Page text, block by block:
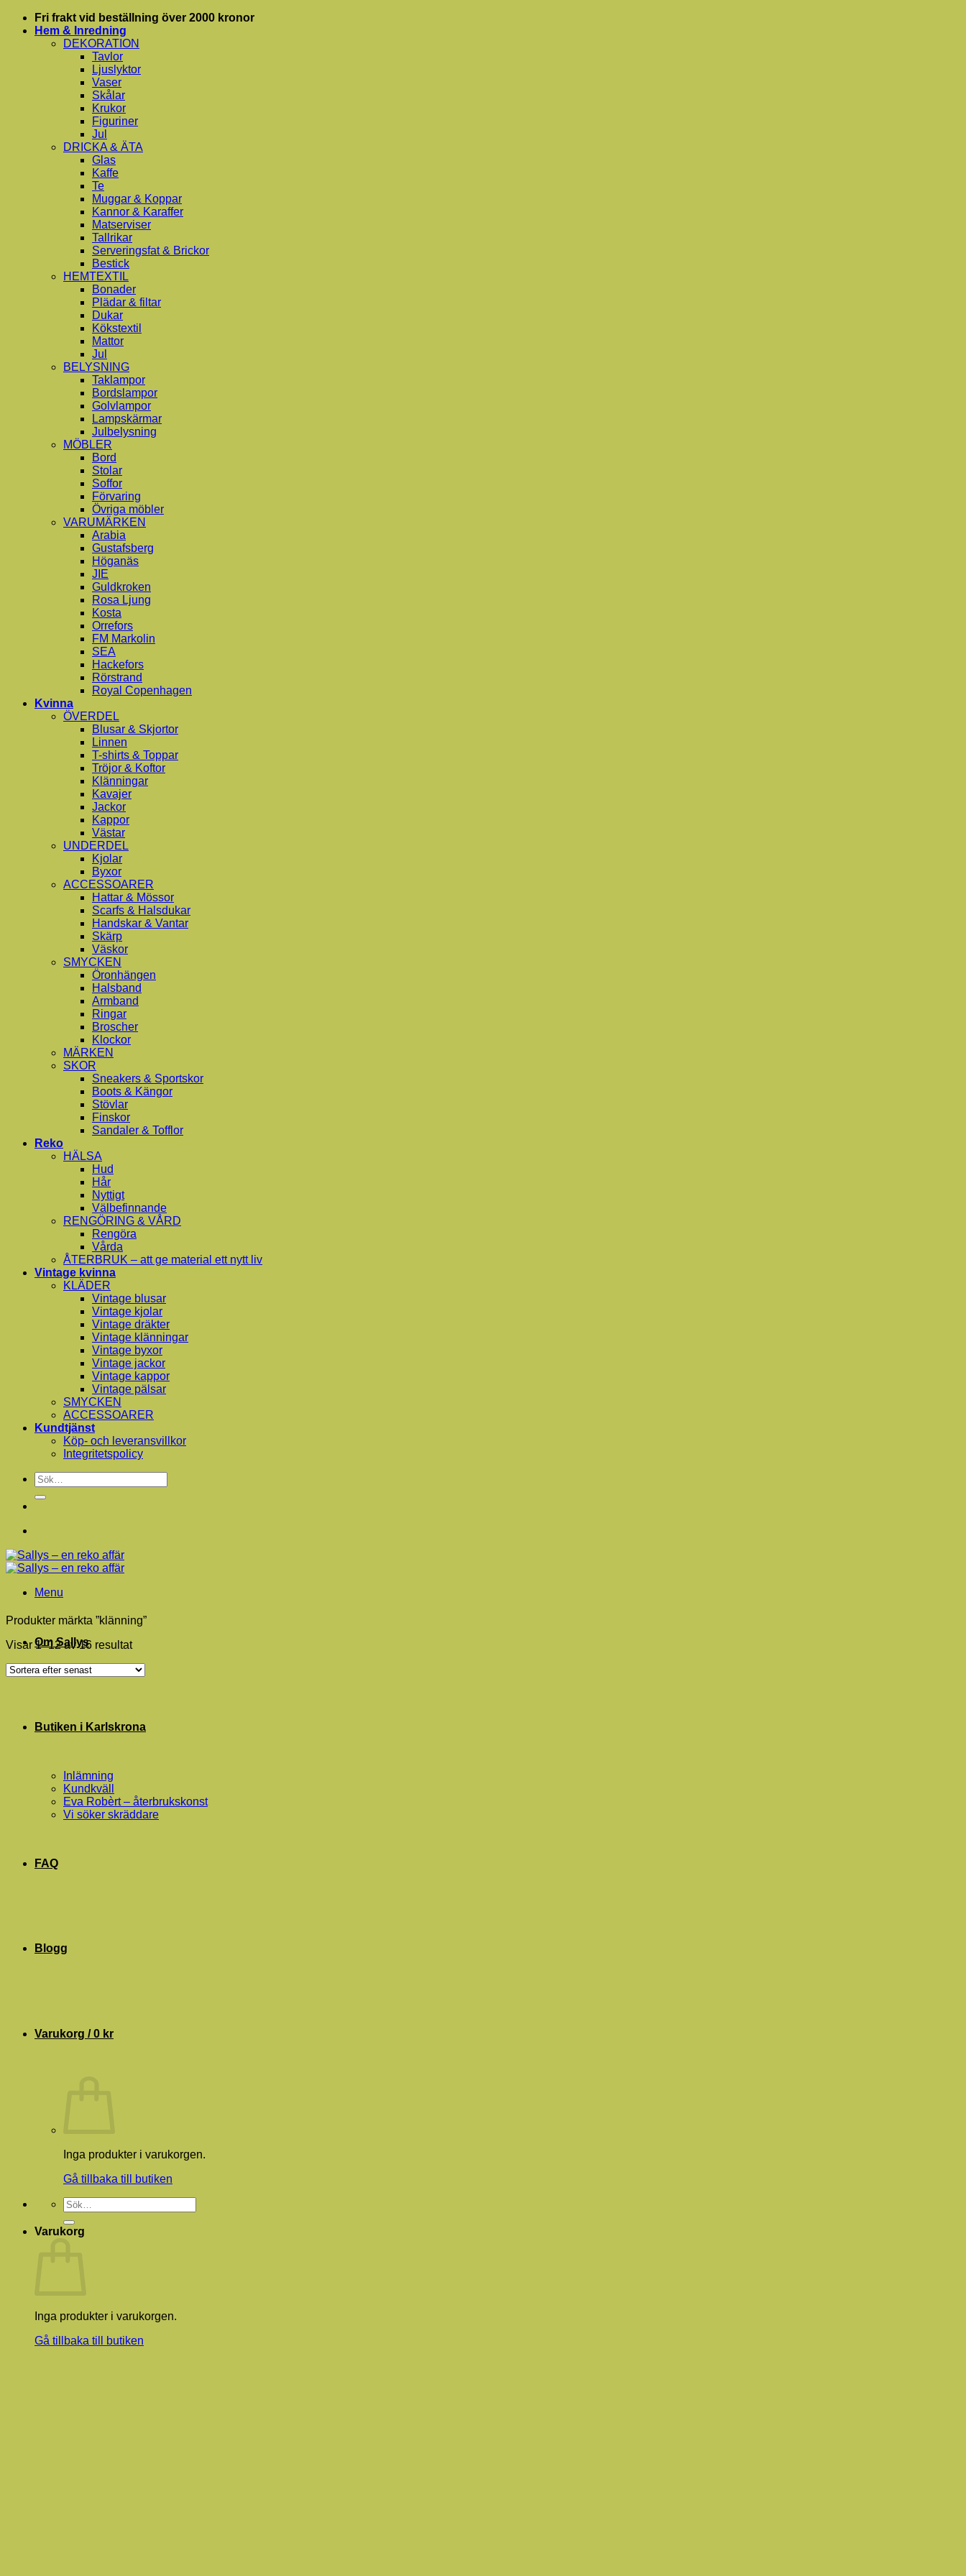
Skip
Fri frakt vid beställning över 2000 kronor
Hem & Inredning
DEKORATION
Tavlor
Ljuslyktor
Vaser
Skålar
Krukor
Figuriner
Jul
DRICKA & ÄTA
Glas
Kaffe
Te
Muggar & Koppar
Kannor & Karaffer
Matserviser
Tallrikar
Serveringsfat & Brickor
Bestick
HEMTEXTIL
Bonader
Plädar & filtar
Dukar
Kökstextil
Mattor
Jul
BELYSNING
Taklampor
Bordslampor
Golvlampor
Lampskärmar
Julbelysning
MÖBLER
Bord
Stolar
Soffor
Förvaring
Övriga möbler
VARUMÄRKEN
Arabia
Gustafsberg
Höganäs
JIE
Guldkroken
Rosa Ljung
Kosta
Orrefors
FM Markolin
SEA
Hackefors
Rörstrand
Royal Copenhagen
Kvinna
ÖVERDEL
Blusar & Skjortor
Linnen
T-shirts & Toppar
Tröjor & Koftor
Klänningar
Kavajer
Jackor
Kappor
Västar
UNDERDEL
Kjolar
Byxor
ACCESSOARER
Hattar & Mössor
Scarfs & Halsdukar
Handskar & Vantar
Skärp
Väskor
SMYCKEN
Öronhängen
Halsband
Armband
Ringar
Broscher
Klockor
MÄRKEN
SKOR
Sneakers & Sportskor
Boots & Kängor
Stövlar
Finskor
Sandaler & Tofflor
Reko
HÄLSA
Hud
Hår
Nyttigt
Välbefinnande
RENGÖRING & VÅRD
Rengöra
Vårda
ÅTERBRUK – att ge material ett nytt liv
Vintage kvinna
KLÄDER
Vintage blusar
Vintage kjolar
Vintage dräkter
Vintage klänningar
Vintage byxor
Vintage jackor
Vintage kappor
Vintage pälsar
SMYCKEN
ACCESSOARER
Kundtjänst
Köp- och leveransvillkor
Integritetspolicy
Sök
efter:
Menu
Om Sallys
Butiken i Karlskrona
Inlämning
Kundkväll
Eva Robèrt – återbrukskonst
Vi söker skräddare
FAQ
Blogg
Varukorg /0 kr
Inga produkter i varukorgen.
Gå tillbaka till butiken
Sök
efter:
Varukorg
Inga produkter i varukorgen.
Gå tillbaka till butiken
Produkter märkta ”klänning”
Visar 1–12 av 16 resultatSortera
senaste